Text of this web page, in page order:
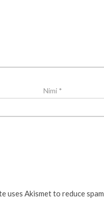
Nimi *
uses Akismet to reduce spam.